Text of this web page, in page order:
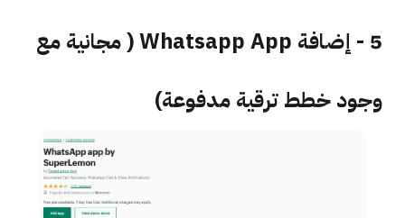
5 - إضافة Whatsapp App ( مجانية مع
وجود خطط ترقية مدفوعة)